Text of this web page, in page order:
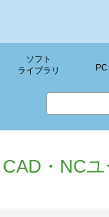
ソフト
ライブラリ
CAD・NC